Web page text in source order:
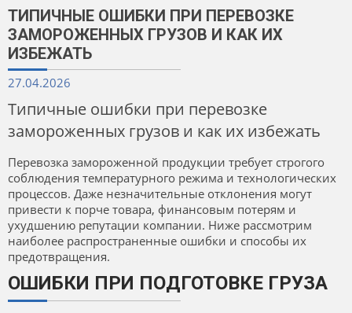
ТИПИЧНЫЕ ОШИБКИ ПРИ ПЕРЕВОЗКЕ
ЗАМОРОЖЕННЫХ ГРУЗОВ И КАК ИХ
ИЗБЕЖАТЬ
27.04.2026
Типичные ошибки при перевозке
замороженных грузов и как их избежать
Перевозка замороженной продукции требует строгого
соблюдения температурного режима и технологических
процессов. Даже незначительные отклонения могут
привести к порче товара, финансовым потерям и
ухудшению репутации компании. Ниже рассмотрим
наиболее распространенные ошибки и способы их
предотвращения.
ОШИБКИ ПРИ ПОДГОТОВКЕ ГРУЗА